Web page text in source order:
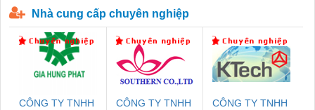
Nhà cung cấp chuyên nghiệp
CÔNG TY TNHH
CÔNG TY TNHH
CÔNG TY TNHH